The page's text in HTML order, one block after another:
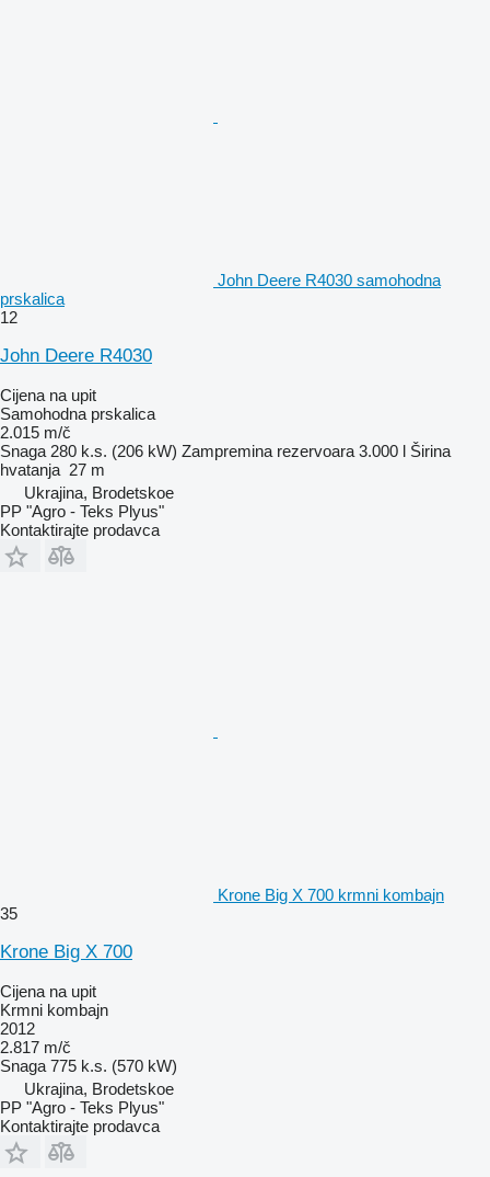
John Deere R4030 samohodna
prskalica
12
John Deere R4030
Cijena na upit
Samohodna prskalica
2.015 m/č
Snaga 280 k.s. (206 kW) Zampremina rezervoara 3.000 l Širina
hvatanja 27 m
Ukrajina, Brodetskoe
PP "Agro - Teks Plyus"
Kontaktirajte prodavca
Krone Big X 700 krmni kombajn
35
Krone Big X 700
Cijena na upit
Krmni kombajn
2012
2.817 m/č
Snaga 775 k.s. (570 kW)
Ukrajina, Brodetskoe
PP "Agro - Teks Plyus"
Kontaktirajte prodavca